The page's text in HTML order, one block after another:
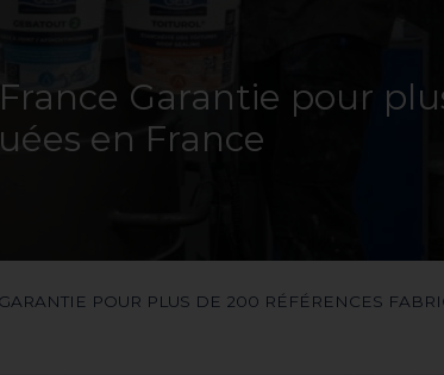
Garantie pour
en France
POUR PLUS DE 200 RÉFÉRENCES